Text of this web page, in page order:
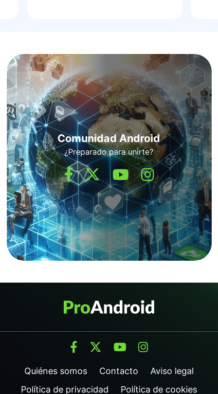
Comunidad Android
¿Preparado para unirte?
Quiénes somos Contacto
Aviso legal
Política de privacidad
Política de cookies